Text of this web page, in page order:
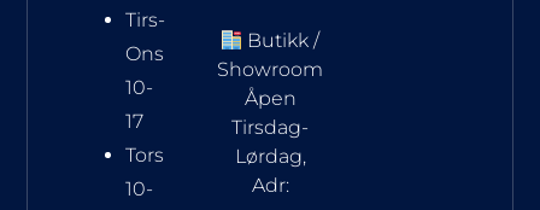
Tirs-
Ons
10-
17
Tors
10-
Butikk /
Showroom
Åpen
Tirsdag-
Lørdag,
Adr: